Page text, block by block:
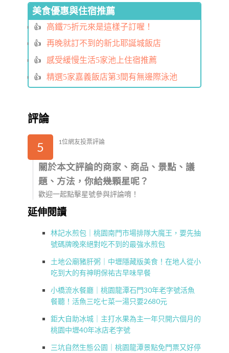
美食優惠與住宿推薦
高鐵75折元來是這樣子訂喔！
再晚就訂不到的新北耶誕城飯店
感受緩慢生活5家池上住宿推薦
精選5家嘉義飯店第3間有無邊際泳池
評論
5 1位網友投票評論
關於本文評論的商家、商品、景點、議
題、方法，你給幾顆星呢？
歡迎一起點擊星號參與評論唷！
延伸閱讀
林記水煎包｜桃園南門市場排隊大魔王，要先抽
號碼牌晚來絕對吃不到的最強水煎包
土地公廟豬肝粥｜中壢隱藏版美食！在地人從小
吃到大的有神明保祐古早味早餐
小橋流水餐廳｜桃園龍潭石門30年老字號活魚
餐聽！活魚三吃七菜一湯只要2680元
鉅大自助冰城｜主打水果為主一年只開六個月的
桃園中壢40年冰店老字號
三坑自然生態公園｜桃園龍潭景點免門票又好停